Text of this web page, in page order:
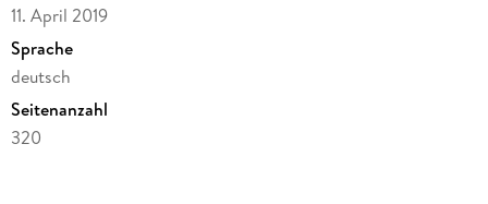
11. April 2019
Sprache
deutsch
Seitenanzahl
320